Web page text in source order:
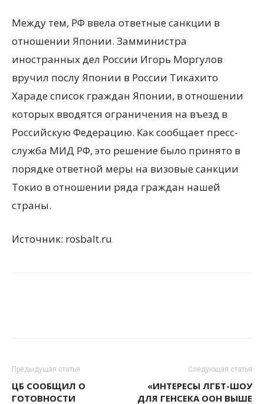
Между тем, РФ ввела ответные санкции в
отношении Японии. Замминистра
иностранных дел России Игорь Моргулов
вручил послу Японии в России Тикахито
Хараде список граждан Японии, в отношении
которых вводятся ограничения на въезд в
Российскую Федерацию. Как сообщает пресс-
служба МИД РФ, это решение было принято в
порядке ответной меры на визовые санкции
Токио в отношении ряда граждан нашей
страны.
Источник: rosbalt.ru
Предыдущая статья
ЦБ СООБЩИЛ О
ГОТОВНОСТИ
Следующая статья
«ИНТЕРЕСЫ ЛГБТ-ШОУ
ДЛЯ ГЕНСЕКА ООН ВЫШЕ